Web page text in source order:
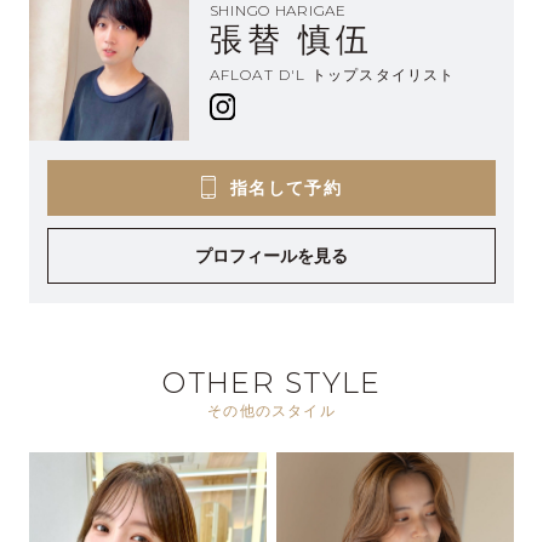
SHINGO HARIGAE
張替 慎伍
AFLOAT D'L トップスタイリスト
指名して予約
プロフィールを見る
OTHER STYLE
その他のスタイル